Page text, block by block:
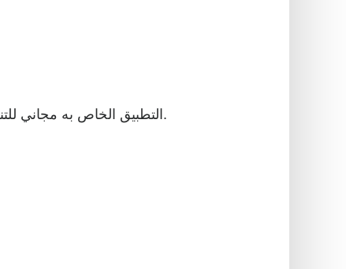
التطبيق الخاص به مجاني للتنزيل ، ويمكن للمستخدمين استخدامه على مواقع الويب الخاصة بهم دون مواجهة أي مشكلات تتعلق بالترخيص.